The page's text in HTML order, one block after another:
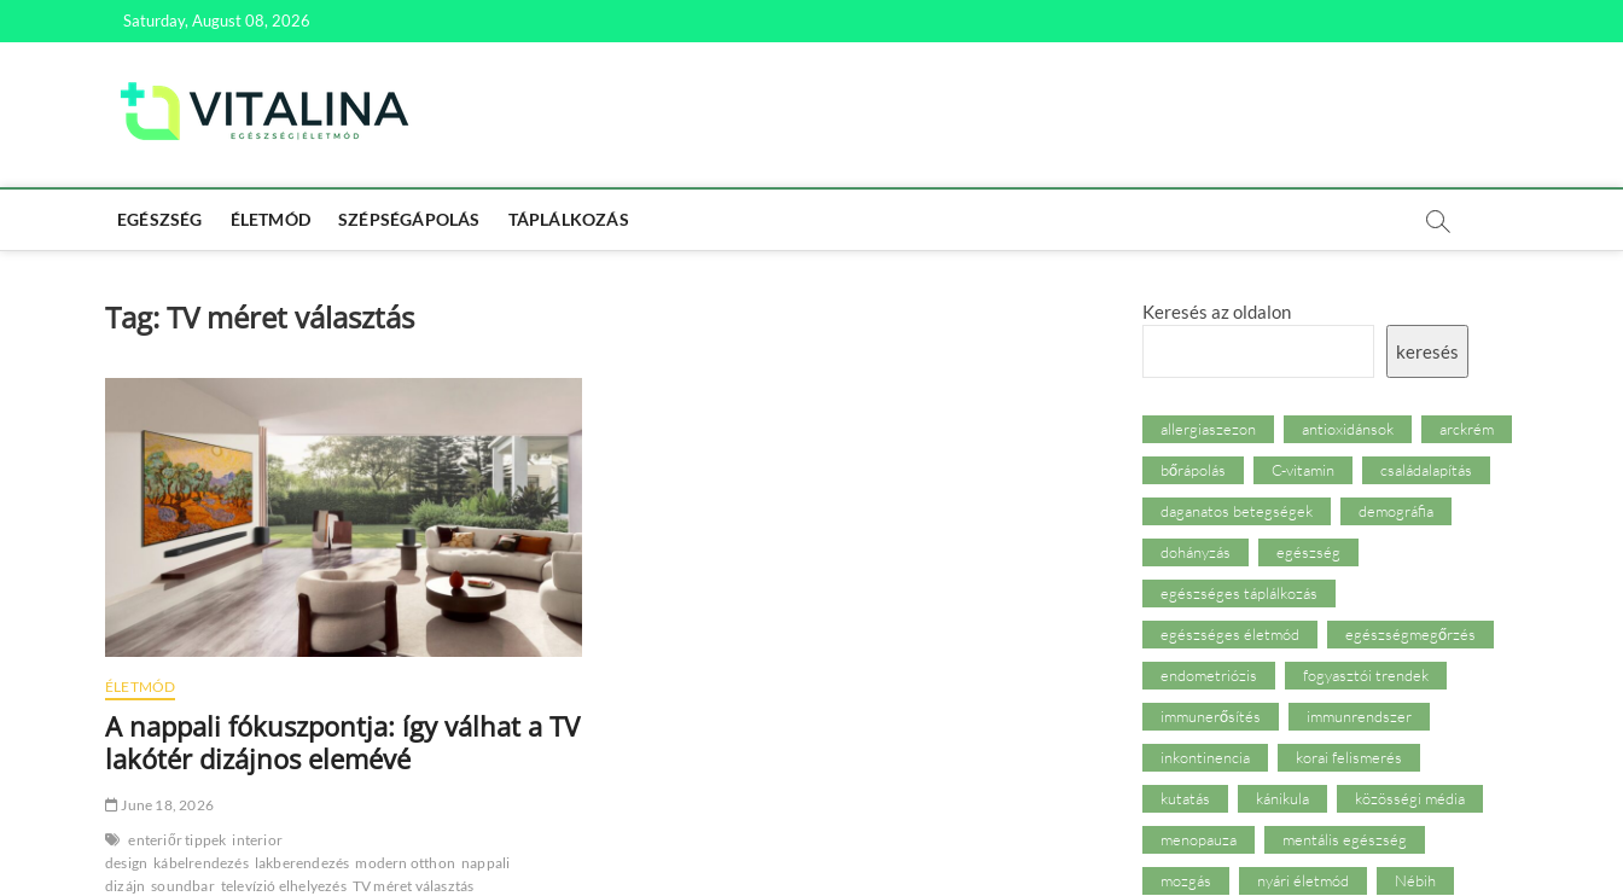
to
Saturday, August 08, 2026
EGÉSZSÉG ÉLETMÓD SZÉPSÉGÁPOLÁS TÁPLÁLKOZÁS
Tag:TV méret választás
ÉLETMÓD
A nappali fókuszpontja: így válhat a TV
lakótér dizájnos elemévé
June 18, 2026
enteriőr tippek interior
design kábelrendezés lakberendezés modern otthon nappali
dizájn soundbar televízió elhelyezés TV méret választás
Keresés az oldalon
keresés
allergiaszezon antioxidánsok arckrém
bőrápolás C-vitamin családalapítás
daganatos betegségek demográfia
dohányzás egészség
egészséges táplálkozás
egészséges életmód egészségmegőrzés
endometriózis fogyasztói trendek
immunerősítés immunrendszer
inkontinencia korai felismerés
kutatás kánikula közösségi média
menopauza mentális egészség
mozgás nyári életmód Nébih